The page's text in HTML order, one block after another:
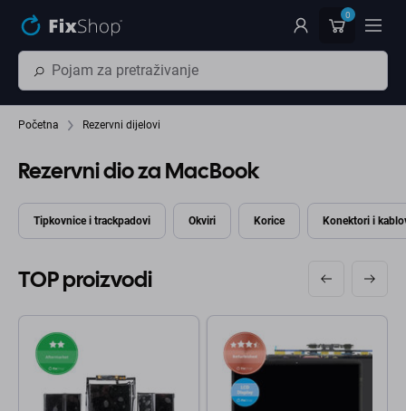
0
Početna Rezervni dijelovi
Rezervni dio za MacBook
Tipkovnice i trackpadovi Okviri Korice Konektori i
TOP proizvodi